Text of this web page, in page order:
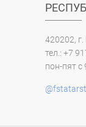
420202,
тел.: +7
пон-пят с